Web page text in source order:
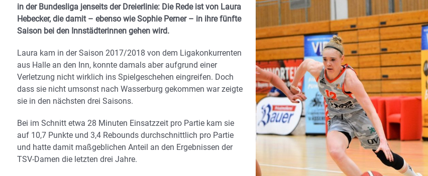
in der Bundesliga jenseits der Dreierlinie: Die Rede ist von Laura
Hebecker, die damit – ebenso wie Sophie Perner – in ihre fünfte
Saison bei den Innstädterinnen gehen wird.
Laura kam in der Saison 2017/2018 von dem Ligakonkurrenten
aus Halle an den Inn, konnte damals aber aufgrund einer
Verletzung nicht wirklich ins Spielgeschehen eingreifen. Doch
dass sie nicht umsonst nach Wasserburg gekommen war zeigte
sie in den nächsten drei Saisons.
Bei im Schnitt etwa 28 Minuten Einsatzzeit pro Partie kam sie
auf 10,7 Punkte und 3,4 Rebounds durchschnittlich pro Partie
und hatte damit maßgeblichen Anteil an den Ergebnissen der
TSV-Damen die letzten drei Jahre.